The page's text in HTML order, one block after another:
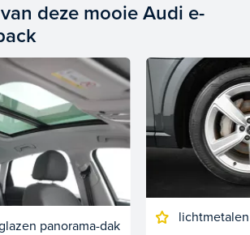
deze mooie Audi e-
panorama-dak